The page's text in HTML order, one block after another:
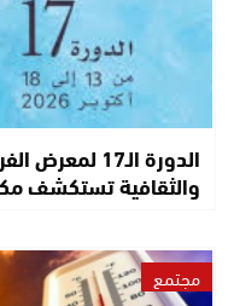
الدورة
والثقافية تستكشف
مجتمع